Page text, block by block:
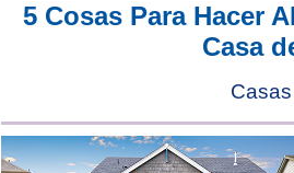
5 Cosas Para Hacer
Casa